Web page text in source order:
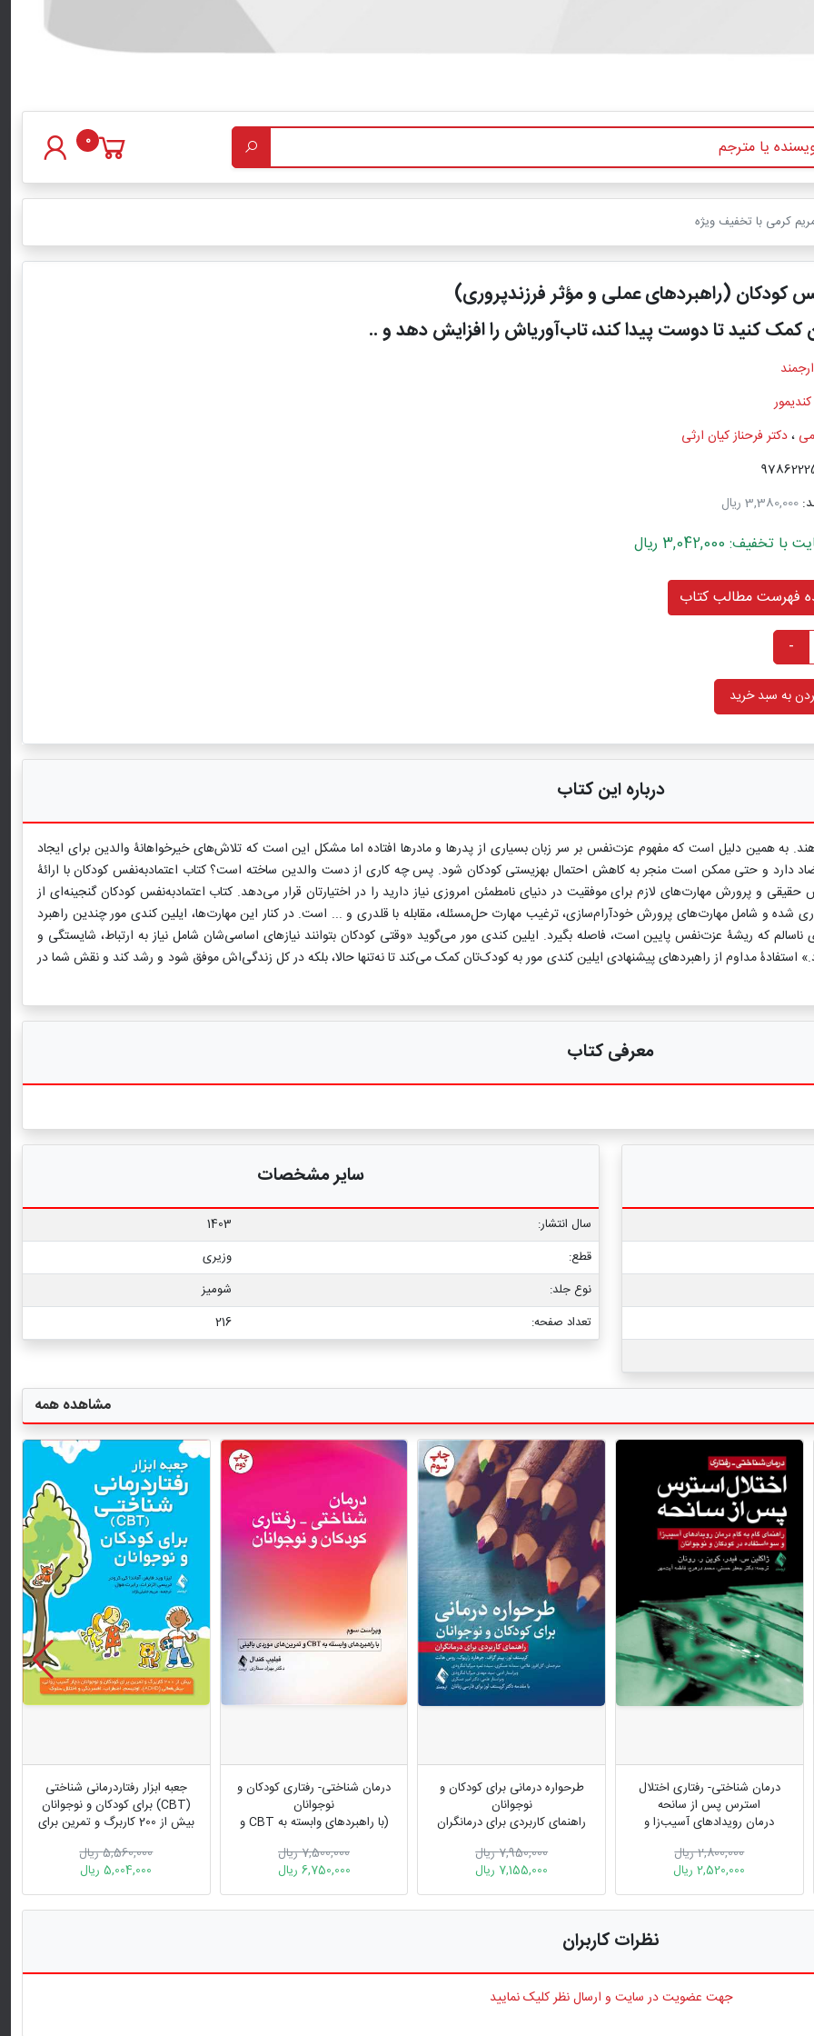
0
کرمی با تخفیف ویژه
کودکان (راهبردهای عملی و مؤثر فرزندپروری)
کمک کنید تا دوست پیدا کند، تاب‌آوریاش را افزایش دهد و ..
،دکتر فرحناز کیان ارثی
3,380,000 ریال
3,042,000 ریال
فهرست مطالب کتاب
-
به سبد خرید
درباره این کتاب
به همین دلیل است که مفهوم عزت‌نفس بر سر زبان بسیاری از پدرها و مادرها افتاده اما مشکل این است که تلاش‌های خیرخواهانۀ والدین برای ایجاد
دارد و حتی ممکن است منجر به کاهش احتمال بهزیستی کودکان شود. پس چه کاری از دست والدین ساخته است؟ کتاب اعتمادبه‌نفس کودکان با ارائۀ
و پرورش مهارت‌های لازم برای موفقیت در دنیای نامطمئن امروزی نیاز دارید را در اختیارتان قرار می‌دهد. کتاب اعتمادبه‌نفس کودکان گنجینه‌ای از
شده و شامل مهارت‌های پرورش خود‌آرام‌سازی، ترغیب مهارت حل‌مسئله، مقابله با قلدری و ... است. در کنار این مهارت‌ها، ایلین کندی مور چندین راهبرد
که ریشۀ عزت‌نفس پایین است، فاصله بگیرد. ایلین کندی مور می‌گوید «وقتی کودکان بتوانند نیازهای اساسی‌شان شامل نیاز به ارتباط، شایستگی و
استفادۀ مداوم از راهبردهای پیشنهادی ایلین کندی مور به کودک‌تان کمک می‌کند تا نه‌تنها حالا، بلکه در کل زندگی‌اش موفق شود و رشد کند و نقش شما در
معرفی کتاب
سایر مشخصات
سال انتشار:
1403
قطع:
وزیری
نوع جلد:
شومیز
تعداد صفحه:
216
مشاهده همه
درمان شناختی- رفتاری اختلال
استرس پس از سانحه
درمان رویدادهای آسیب‌زا و
نوجوانان
2,800,000 ریال
2,520,000 ریال
طرحواره درمانی برای کودکان و
نوجوانان
راهنمای کاربردی برای درمانگران
7,950,000 ریال
7,155,000 ریال
درمان شناختی- رفتاری کودکان و
نوجوانان
(با راهبردهای وابسته به CBT و
7,500,000 ریال
6,750,000 ریال
جعبه ابزار رفتاردرمانی شناختی
(CBT) برای کودکان و نوجوانان
بیش از 200 کاربرگ و تمرین برای
روانی
5,560,000 ریال
5,004,000 ریال
نظرات کاربران
جهت عضویت در سایت و ارسال نظر کلیک نمایید